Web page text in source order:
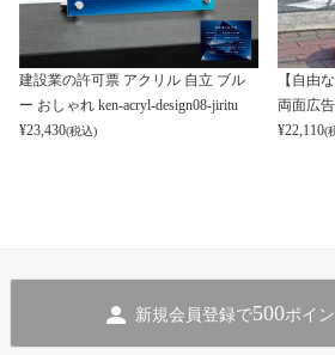
建設業の許可票 アクリル 自立 ブル
ー おしゃれ ken-acryl-design08-jiritu
¥23,430(税込)
【自由
両面広
¥22,110(
新規会員登録で500ポイ